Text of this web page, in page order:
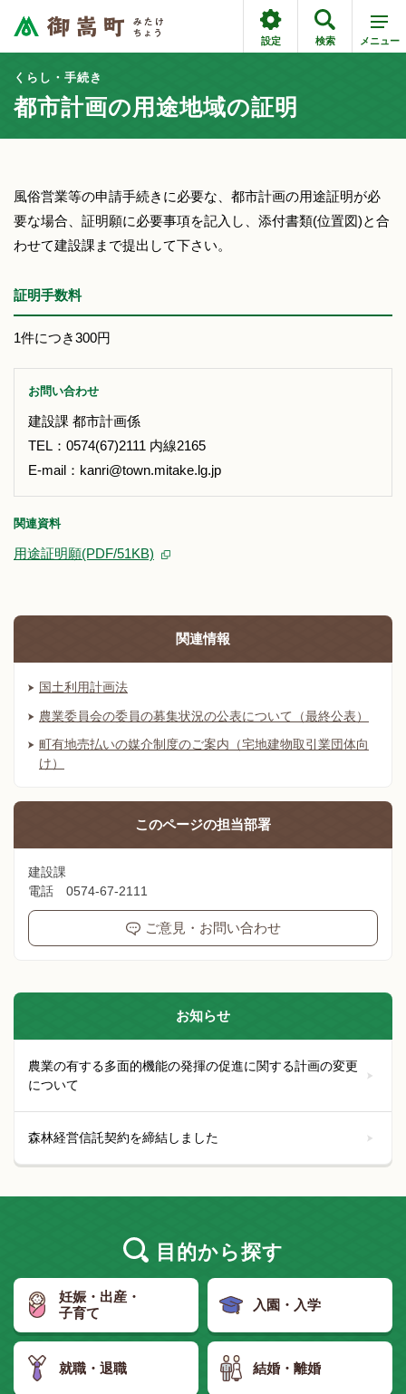
設定 検索 メニュー
くらし・手続き
都市計画の用途地域の証明
風俗営業等の申請手続きに必要な、都市計画の用途証明が必
要な場合、証明願に必要事項を記入し、添付書類(位置図)と合
わせて建設課まで提出して下さい。
証明手数料
1件につき300円
お問い合わせ
建設課 都市計画係
TEL：0574(67)2111 内線2165
E-mail：kanri@town.mitake.lg.jp
関連資料
用途証明願(PDF/51KB)
関連情報
国土利用計画法
農業委員会の委員の募集状況の公表について（最終公表）
町有地売払いの媒介制度のご案内（宅地建物取引業団体向
け）
このページの担当部署
建設課
電話 0574-67-2111
ご意見・お問い合わせ
お知らせ
農業の有する多面的機能の発揮の促進に関する計画の変更
について
森林経営信託契約を締結しました
目的から探す
妊娠・出産・
子育て
入園・入学
就職・退職 結婚・離婚